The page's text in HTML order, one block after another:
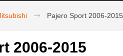
Pajero Sport 2006-2015
2006-2015